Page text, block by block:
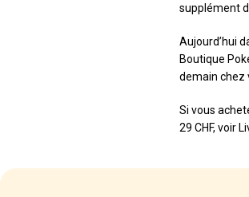
supplément
Aujourd’hui
Boutique
demain chez
Si vous
29 CHF, voir